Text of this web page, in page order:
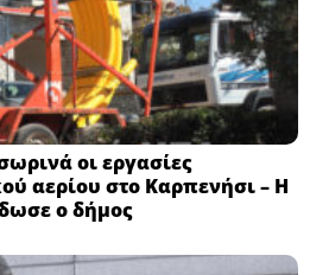
οι εργασίες
αερίου στο Καρπενήσι – Η
ο δήμος